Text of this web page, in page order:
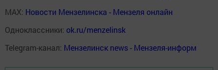
MAX: Новости Мензелинска - Мензеля онлайн
Одноклассники: ok.ru/menzelinsk
Telegram-канал: Мензелинск news - Мензеля-информ